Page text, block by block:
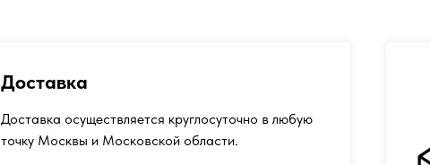
Доставка
Доставка осуществляется круглосуточно в любую
точку Москвы и Московской области.